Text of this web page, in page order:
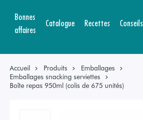
Bonnes
affaires
Catalogue Recettes Conseils
Accueil Produits
Emballages
Emballages snacking serviettes
Boîte repas 950ml (colis de 675 unités)